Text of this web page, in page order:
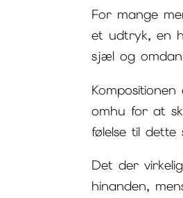
For mange
et udtryk, en
sjæl og
omhu for at
følelse til
Det der
hinanden,